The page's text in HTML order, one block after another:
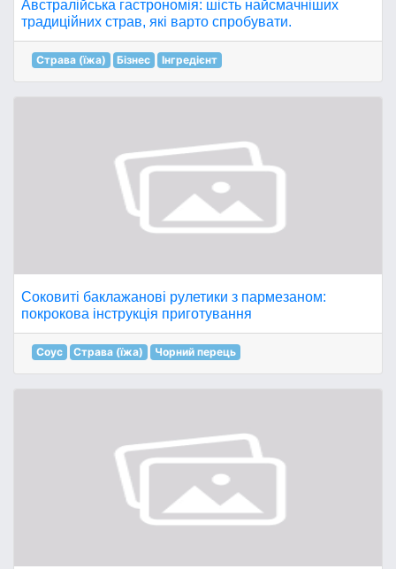
Австралійська гастрономія: шість найсмачніших
традиційних страв, які варто спробувати.
Страва (їжа) Бізнес Інгредієнт
Соковиті баклажанові рулетики з пармезаном:
покрокова інструкція приготування
Соус Страва (їжа) Чорний перець